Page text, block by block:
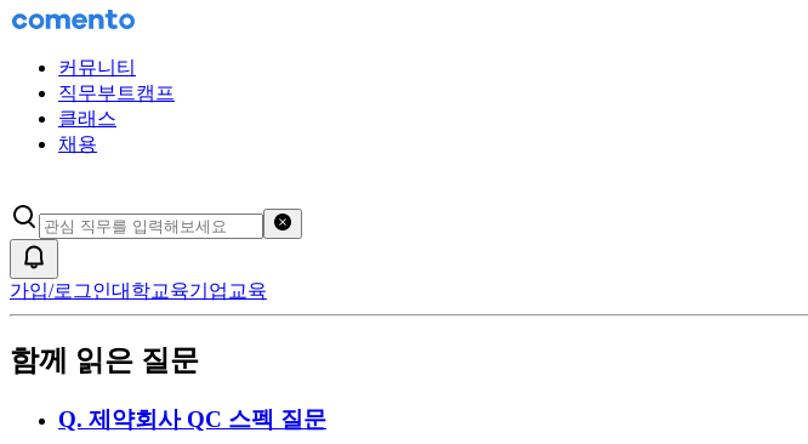
커뮤니티
직무부트캠프
클래스
채용
가입/로그인대학교육기업교육
함께 읽은 질문
Q. 제약회사 QC 스펙 질문